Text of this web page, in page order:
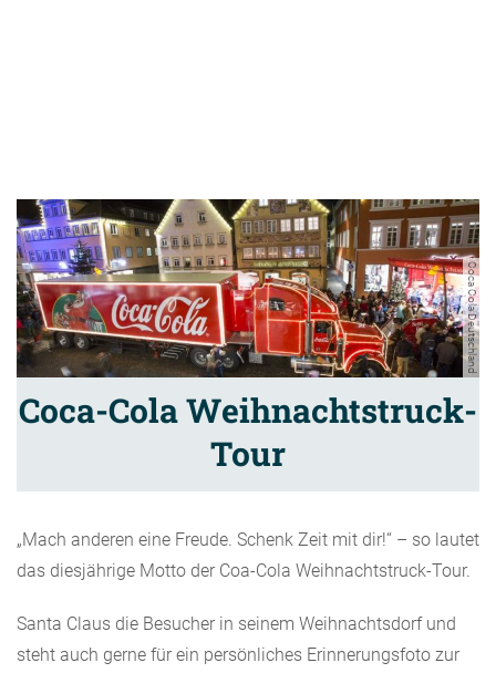
Coca Cola Deutschland
Coca-Cola Weihnachtstruck-
Tour
„Mach anderen eine Freude. Schenk Zeit mit dir!“ – so lautet
das diesjährige Motto der Coa-Cola Weihnachtstruck-Tour.
Santa Claus die Besucher in seinem Weihnachtsdorf und
steht auch gerne für ein persönliches Erinnerungsfoto zur